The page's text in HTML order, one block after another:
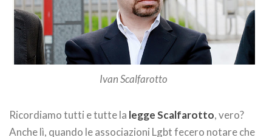
Ivan Scalfarotto
Ricordiamo tutti e tutte la legge Scalfarotto, vero?
Anche lì, quando le associazioni Lgbt fecero notare che